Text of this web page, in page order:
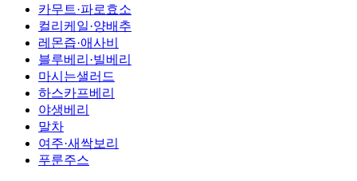
카무트·파로효소
컬리케일·양배추
레몬즙·애사비
블루베리·빌베리
마시는샐러드
하스카프베리
야생베리
말차
여주·새싹보리
푸룬주스